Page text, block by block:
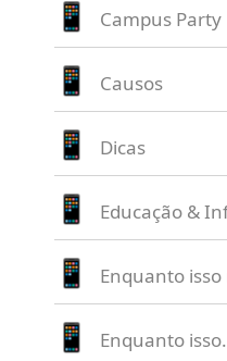
Campus Party
Causos
Dicas
Educação &
Enquanto
Enquanto